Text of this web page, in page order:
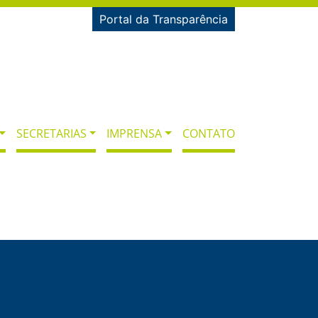
Portal da Transparência
SECRETARIAS IMPRENSA CONTATO